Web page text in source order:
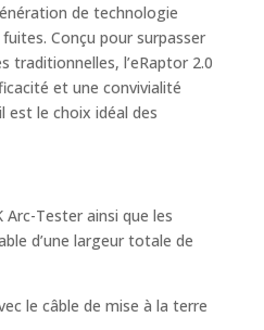
de technologie
Conçu pour surpasser
traditionnelles, l’eRaptor 2.0
et une convivialité
est le choix idéal des
Arc-Tester ainsi que les
d’une largeur totale de
le câble de mise à la terre